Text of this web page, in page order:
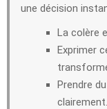
une décision
La colère
Exprimer
Prendre
clairement.